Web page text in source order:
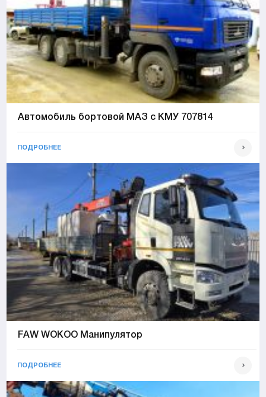
Автомобиль бортовой МАЗ с КМУ 707814
ПОДРОБНЕЕ
FAW WOKOO Манипулятор
ПОДРОБНЕЕ